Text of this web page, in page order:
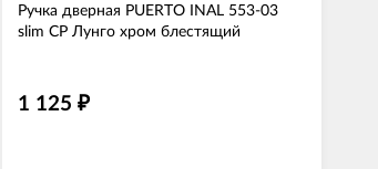
Ручка дверная PUERTO INAL 553-03
slim CP Лунго хром блестящий
1 125 ₽